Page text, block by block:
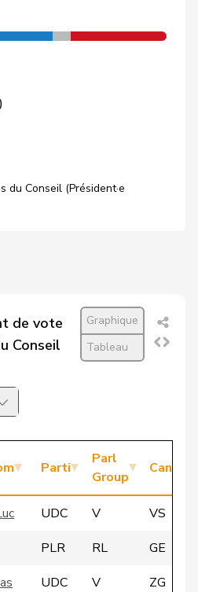
du Conseil (Président·e
de vote
Conseil
Graphique
Tableau
Parti
Parl
Group
Canton
UDC V
VS
PLR RL
GE
UDC V
ZG